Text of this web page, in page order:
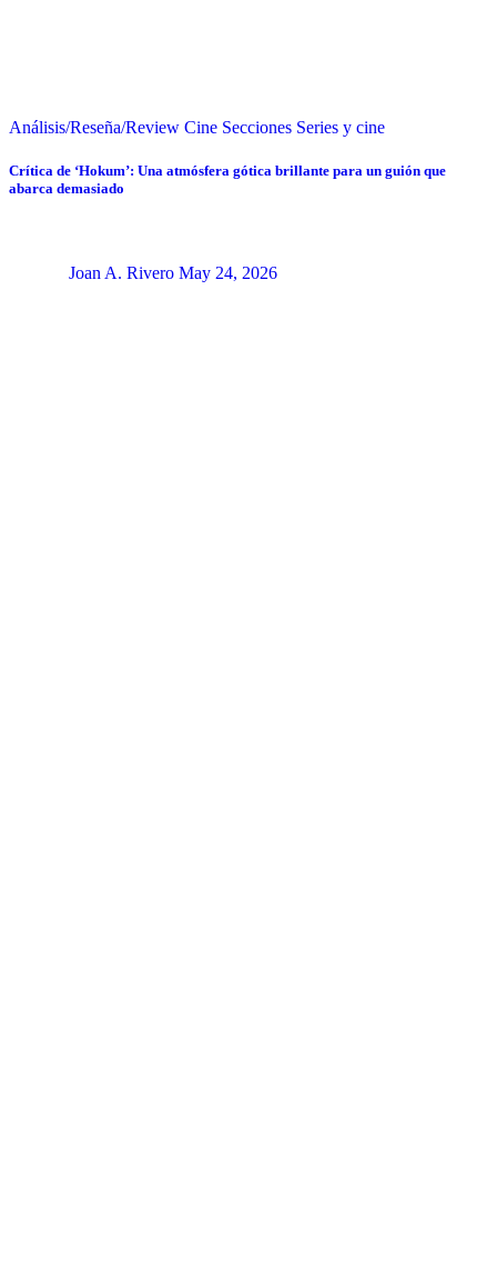
Análisis/Reseña/Review Cine Secciones Series y cine
Crítica de ‘Hokum’: Una atmósfera gótica brillante para un guión que
abarca demasiado
Joan A. Rivero May 24, 2026